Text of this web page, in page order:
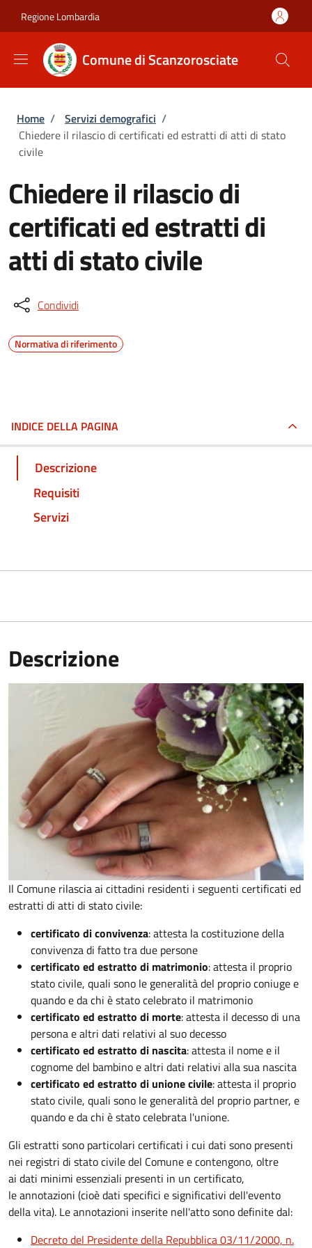
Regione Lombardia
Comune di Scanzorosciate
Briciole di pane
Home / Servizi demografici /
Chiedere il rilascio di certificati ed estratti di atti di stato
civile
Chiedere il rilascio di
certificati ed estratti di
atti di stato civile
Condividi
Normativa di riferimento
INDICE DELLA PAGINA
Descrizione
Requisiti
Servizi
Descrizione
Il Comune rilascia ai cittadini residenti i seguenti certificati ed
estratti di atti di stato civile:
certificato di convivenza: attesta la costituzione della
convivenza di fatto tra due persone
certificato ed estratto di matrimonio: attesta il proprio
stato civile, quali sono le generalità del proprio coniuge e
quando e da chi è stato celebrato il matrimonio
certificato ed estratto di morte: attesta il decesso di una
persona e altri dati relativi al suo decesso
certificato ed estratto di nascita: attesta il nome e il
cognome del bambino e altri dati relativi alla sua nascita
certificato ed estratto di unione civile: attesta il proprio
stato civile, quali sono le generalità del proprio partner, e
quando e da chi è stato celebrata l'unione.
Gli estratti sono particolari certificati i cui dati sono presenti
nei registri di stato civile del Comune e contengono, oltre
ai dati minimi essenziali presenti in un certificato,
le annotazioni (cioè dati specifici e significativi dell'evento
della vita). Le annotazioni inserite nell'atto sono definite dal:
Decreto del Presidente della Repubblica 03/11/2000, n.